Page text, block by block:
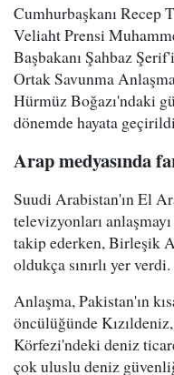
Cumhurbaşkanı Recep
Veliaht Prensi
Başbakanı Şahbaz
Ortak Savunma
Hürmüz Boğazı'ndaki
dönemde hayata
Arap medyasında
Suudi Arabistan'ın El
televizyonları
takip ederken, Birleşik
oldukça sınırlı yer verdi.
Anlaşma, Pakistan'ın
öncülüğünde
Körfezi'ndeki deniz
çok uluslu deniz